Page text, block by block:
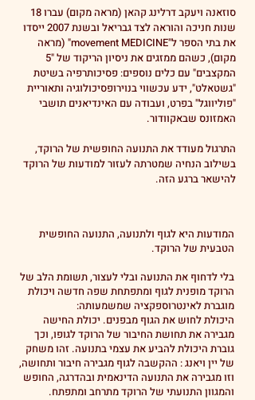
סוזאנה ויעקב דרלינג קהאן (מראה מקום) עברו 18
שנות חניכה והוראה לצד גבריאל ובשנת 2007 ייסדו
את בתי הספר ל"movement MEDICINE" (מראה
מקום), כשהם ממזגים את ניסיון הריקוד של "5
המקצבים" עם כלים נוספים: פסיכותרפיה בשיטת
"גשטאלט", ידע עכשווי בנוירופסיכולוגיה ותאוריית
"פוליווגל" בפרט, ועבודה עם האינדיאנים תושבי
האמזונס שבאקוודור.
התרגול מעודד את התנועה החופשית של הרוקד,
בשילוב הנחיה שמטרתה לעזור למודעות של הרוקד
להישאר ברגע הזה.
המודעות היא לגוף ולתנועה, התנועה החופשית
הטבעית של הרוקד.
בלי לדחוף את התנועה ובלי לעצור, תשומת הלב של
הרוקד מופנית לגוף ומתפתחת שפה חדשה ויכולת
מוגברת לאינטרוספקציה שמשמעותה:
היכולת לחוש את הגוף מבפנים. יכולת החישה
מגבירה את תחושת החיבור של הרוקד לגופו, וכך
גוברת היכולת להביע את עצמי בתנועה. זהו משחק
של יין ויאנג : ההקשבה לגוף מגבירה חיבור ותחושה,
וזו מגבירה את התנועה הדינאמית ובהדרגה, החופש
והמגוון התנועתי של הרוקד מתרחב ומתפתח.